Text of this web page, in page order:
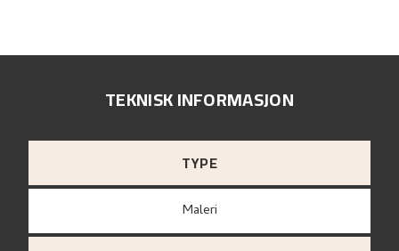
TEKNISK INFORMASJON
TYPE
Maleri